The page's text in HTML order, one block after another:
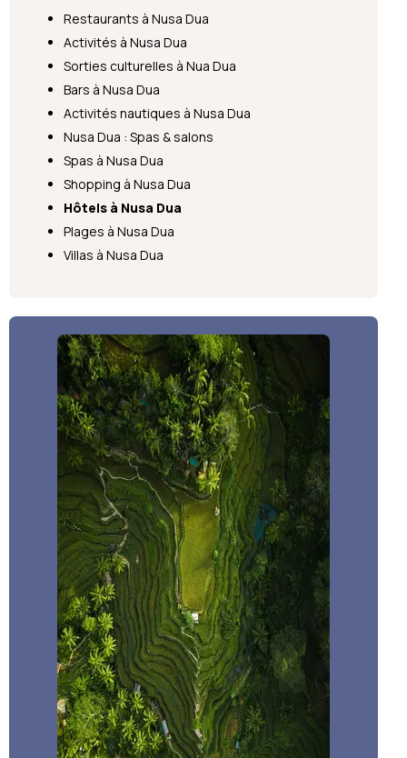
Restaurants à Nusa Dua
Activités à Nusa Dua
Sorties culturelles à Nua Dua
Bars à Nusa Dua
Activités nautiques à Nusa Dua
Nusa Dua : Spas & salons
Spas à Nusa Dua
Shopping à Nusa Dua
Hôtels à Nusa Dua
Plages à Nusa Dua
Villas à Nusa Dua